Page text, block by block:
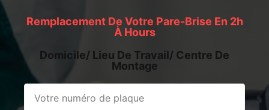
Remplacement De Votre Pare-Brise En 2h
À Hours
Domicile/ Lieu De Travail/ Centre De
Montage